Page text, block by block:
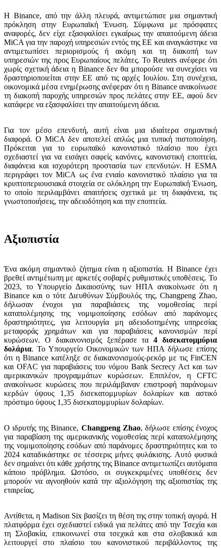
Η Binance, από την άλλη πλευρά, αντιμετώπισε μια σημαντική
πρόκληση στην Ευρωπαϊκή Ένωση. Σύμφωνα με πρόσφατες
αναφορές, δεν είχε εξασφαλίσει εγκαίρως την απαιτούμενη άδεια
MiCA για την παροχή υπηρεσιών εντός της ΕΕ και αναγκάστηκε να
αντιμετωπίσει περιορισμούς ή ακόμη και τη διακοπή των
υπηρεσιών της προς Ευρωπαίους πελάτες. Το Reuters ανέφερε ότι
χωρίς σχετική άδεια η Binance δεν θα μπορούσε να συνεχίσει να
δραστηριοποιείται στην ΕΕ από τις αρχές Ιουλίου. Στη συνέχεια,
οικονομικά μέσα ενημέρωσης ανέφεραν ότι η Binance ανακοίνωσε
τη διακοπή παροχής υπηρεσιών προς πελάτες στην ΕΕ, αφού δεν
κατάφερε να εξασφαλίσει την απαιτούμενη άδεια.
Για τον μέσο επενδυτή, αυτή είναι μια ιδιαίτερα σημαντική
διαφορά. Ο MiCA δεν αποτελεί απλώς μια τυπική πιστοποίηση.
Πρόκειται για το ευρωπαϊκό κανονιστικό πλαίσιο που έχει
σχεδιαστεί για να εισάγει σαφείς κανόνες, κανονιστική εποπτεία,
διαφάνεια και ισχυρότερη προστασία των επενδυτών. Η ESMA
περιγράφει τον MiCA ως ένα ενιαίο κανονιστικό πλαίσιο για τα
κρυπτοπεριουσιακά στοιχεία σε ολόκληρη την Ευρωπαϊκή Ένωση,
το οποίο περιλαμβάνει απαιτήσεις σχετικά με τη διαφάνεια, τις
γνωστοποιήσεις, την αδειοδότηση και την εποπτεία.
Αξιοπιστία
Ένα ακόμη σημαντικό ζήτημα είναι η αξιοπιστία. Η Binance έχει
βρεθεί αντιμέτωπη με αρκετές σοβαρές ρυθμιστικές υποθέσεις. Το
2023, το Υπουργείο Δικαιοσύνης των ΗΠΑ ανακοίνωσε ότι η
Binance και ο τότε Διευθύνων Σύμβουλός της, Changpeng Zhao,
δήλωσαν ένοχοι για παραβιάσεις της νομοθεσίας περί
καταπολέμησης της νομιμοποίησης εσόδων από παράνομες
δραστηριότητες, για λειτουργία μη αδειοδοτημένης υπηρεσίας
μεταφοράς χρημάτων και για παραβιάσεις κανονισμών περί
κυρώσεων. Ο διακανονισμός ξεπέρασε τα4 δισεκατομμύρια
δολάρια. Το Υπουργείο Οικονομικών των ΗΠΑ δήλωσε επίσης
ότι η Binance κατέληξε σε διακανονισμούς-ρεκόρ με τις FinCEN
και OFAC για παραβιάσεις του νόμου Bank Secrecy Act και των
αμερικανικών προγραμμάτων κυρώσεων. Επιπλέον, η CFTC
ανακοίνωσε κυρώσεις που περιλάμβαναν επιστροφή παράνομων
κερδών ύψους 1,35 δισεκατομμυρίων δολαρίων και αστικό
πρόστιμο ύψους 1,35 δισεκατομμυρίων δολαρίων.
Ο ιδρυτής της Binance, Changpeng Zhao, δήλωσε επίσης ένοχος
για παραβίαση της αμερικανικής νομοθεσίας περί καταπολέμησης
της νομιμοποίησης εσόδων από παράνομες δραστηριότητες και το
2024 καταδικάστηκε σε τέσσερις μήνες φυλάκισης. Αυτό φυσικά
δεν σημαίνει ότι κάθε χρήστης της Binance αντιμετωπίζει αυτόματα
κάποιο πρόβλημα. Ωστόσο, οι συγκεκριμένες υποθέσεις δεν
μπορούν να αγνοηθούν κατά την αξιολόγηση της αξιοπιστίας της
εταιρείας.
Αντίθετα, η Madison Six βασίζει τη θέση της στην τοπική αγορά. Η
πλατφόρμα έχει σχεδιαστεί ειδικά για πελάτες από την Τσεχία και
τη Σλοβακία, επικοινωνεί στα τσεχικά και στα σλοβακικά και
λειτουργεί στο πλαίσιο του κανονιστικού περιβάλλοντος της